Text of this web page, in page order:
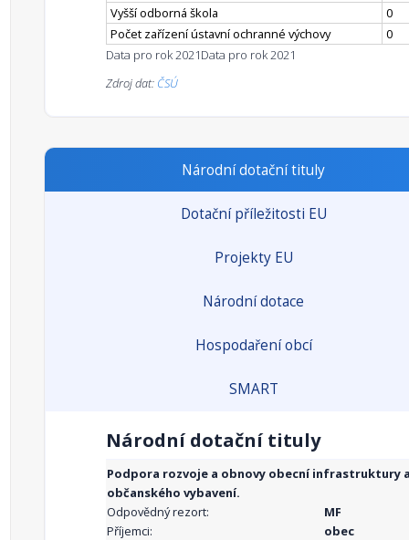
Vyšší odborná škola
0
Počet zařízení ústavní ochranné výchovy
0
Data pro rok 2021Data pro rok 2021
Zdroj dat: ČSÚ
Národní dotační tituly
Dotační příležitosti EU
Projekty EU
Národní dotace
Hospodaření obcí
SMART
Národní dotační tituly
Podpora rozvoje a obnovy obecní infrastruktury
občanského vybavení.
Odpovědný rezort:
MF
Příjemci:
obec